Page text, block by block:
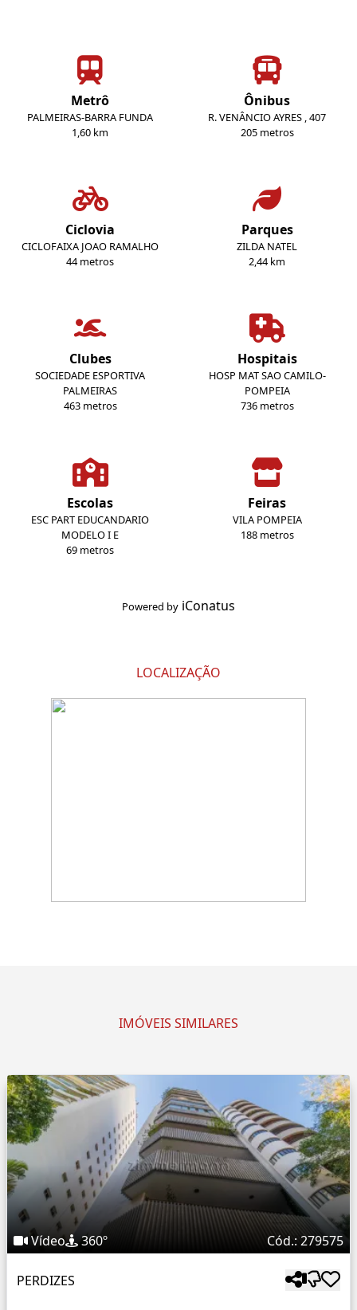
Metrô
PALMEIRAS-BARRA FUNDA
1,60 km
Ônibus
R. VENÂNCIO AYRES , 407
205 metros
Ciclovia
CICLOFAIXA JOAO RAMALHO
44 metros
Parques
ZILDA NATEL
2,44 km
Clubes
SOCIEDADE ESPORTIVA
PALMEIRAS
463 metros
Hospitais
HOSP MAT SAO CAMILO-
POMPEIA
736 metros
Escolas
ESC PART EDUCANDARIO
MODELO I E
69 metros
Feiras
VILA POMPEIA
188 metros
Powered by iConatus
LOCALIZAÇÃO
IMÓVEIS SIMILARES
Vídeo 360º Cód.: 279575
PERDIZES